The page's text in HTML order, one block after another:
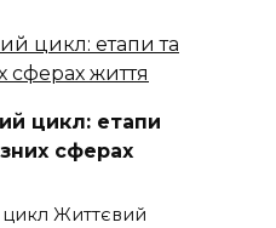
цикл: етапи
сферах
Життєвий